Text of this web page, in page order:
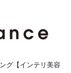
グ【インテリ美容